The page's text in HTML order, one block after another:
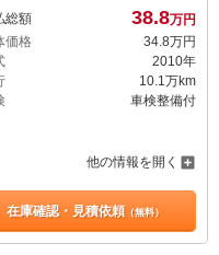
総額 38.8万円
価格
34. 8万円
2010年
10.1万km
車検整備付
他の情報を開く
在庫確認・見積依頼（無料）